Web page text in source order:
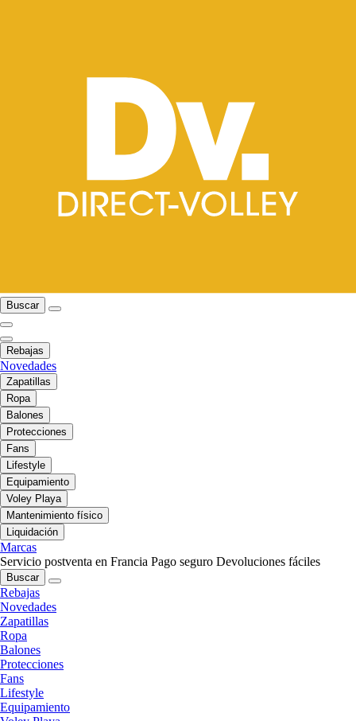
Buscar
Rebajas
Novedades
Zapatillas
Ropa
Balones
Protecciones
Fans
Lifestyle
Equipamiento
Voley Playa
Mantenimiento físico
Liquidación
Marcas
Servicio postventa en Francia Pago seguro Devoluciones fáciles
Buscar
Rebajas
Novedades
Zapatillas
Ropa
Balones
Protecciones
Fans
Lifestyle
Equipamiento